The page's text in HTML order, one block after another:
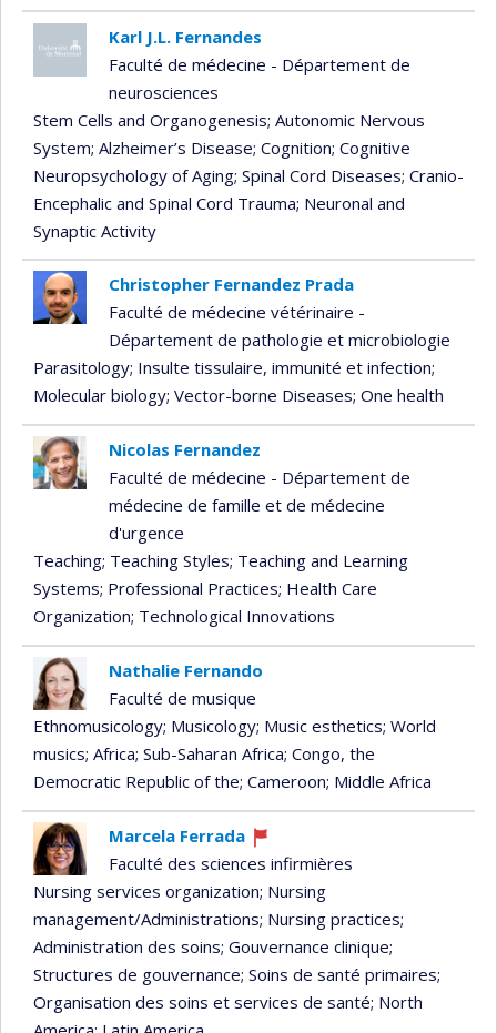
Karl J.L. Fernandes
Faculté de médecine - Département de
neurosciences
Stem Cells and Organogenesis; Autonomic Nervous
System; Alzheimer’s Disease; Cognition; Cognitive
Neuropsychology of Aging; Spinal Cord Diseases; Cranio-
Encephalic and Spinal Cord Trauma; Neuronal and
Synaptic Activity
Christopher Fernandez Prada
Faculté de médecine vétérinaire -
Département de pathologie et microbiologie
Parasitology; Insulte tissulaire, immunité et infection;
Molecular biology; Vector-borne Diseases; One health
Nicolas Fernandez
Faculté de médecine - Département de
médecine de famille et de médecine
d'urgence
Teaching; Teaching Styles; Teaching and Learning
Systems; Professional Practices; Health Care
Organization; Technological Innovations
Nathalie Fernando
Faculté de musique
Ethnomusicology; Musicology; Music esthetics; World
musics; Africa; Sub-Saharan Africa; Congo, the
Democratic Republic of the; Cameroon; Middle Africa
Marcela Ferrada
Currently
recruiting
Faculté des sciences infirmières
Nursing services organization; Nursing
management/Administrations; Nursing practices;
Administration des soins; Gouvernance clinique;
Structures de gouvernance; Soins de santé primaires;
Organisation des soins et services de santé; North